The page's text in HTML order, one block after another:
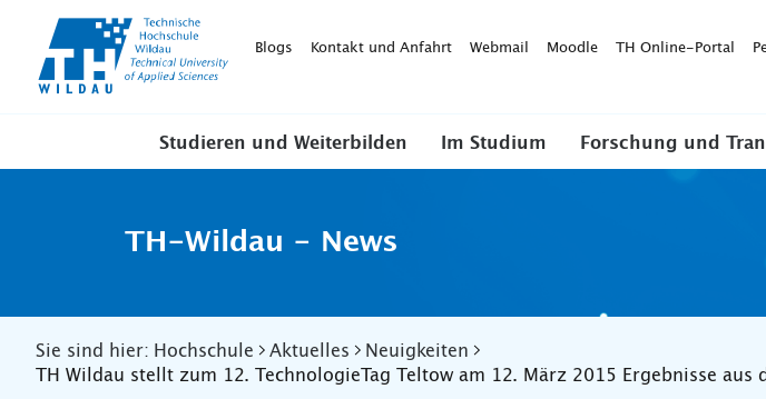
WildauBlogs Kontakt und Anfahrt Webmail Moodle TH Online-Portal
Studieren und Weiterbilden Im Studium Forschung und
TH-Wildau - News
Sie sind hier: Hochschule Aktuelles
Neuigkeiten
TH Wildau stellt zum 12. TechnologieTag Teltow am 12. März 2015 Ergebnisse